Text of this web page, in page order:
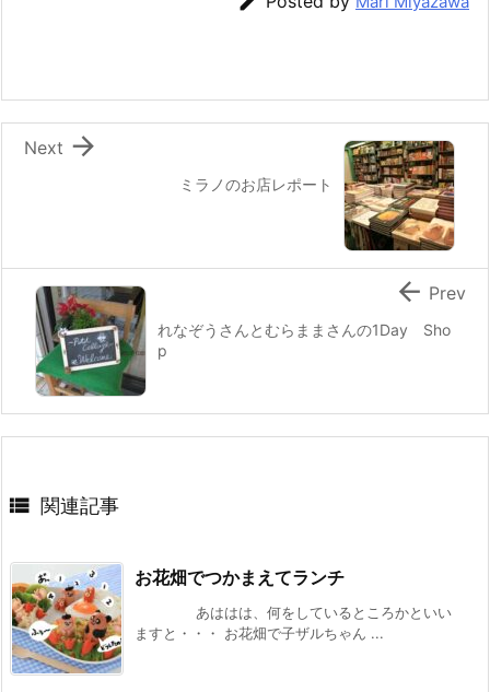
o
k
a
ミラノのお店レポート

Next
れなぞうさんとむらままさんの1Day Sho
p
 Prev
 関連記事
お花畑でつかまえてランチ
あははは、何をしているところかといい
ますと・・・ お花畑で子ザルちゃん ...